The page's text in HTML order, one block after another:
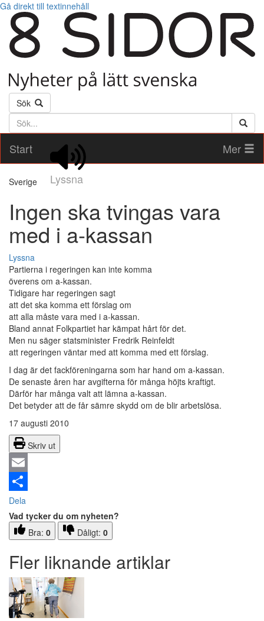
Gå direkt till textinnehåll
Sök
Söktext
Start
Lyssna
Mer
Sverige
Ingen ska tvingas vara
med i a-kassan
Lyssna
Partierna i regeringen kan inte komma
överens om a-kassan.
Tidigare har regeringen sagt
att det ska komma ett förslag om
att alla måste vara med i a-kassan.
Bland annat Folkpartiet har kämpat hårt för det.
Men nu säger statsminister Fredrik Reinfeldt
att regeringen väntar med att komma med ett förslag.
I dag är det fackföreningarna som har hand om a-kassan.
De senaste åren har avgifterna för många höjts kraftigt.
Därför har många valt att lämna a-kassan.
Det betyder att de får sämre skydd om de blir arbetslösa.
17 augusti 2010
Skriv ut
Email
Dela
Vad tycker du om nyheten?
Bra: 0 Dåligt: 0
Fler liknande artiklar